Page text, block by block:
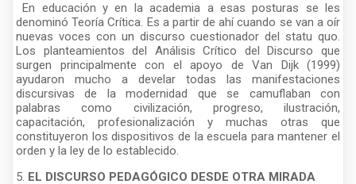
En educación y en la academia a esas posturas se les
denominó Teoría Crítica. Es a partir de ahí cuando se van a oír
nuevas voces con un discurso cuestionador del statu quo.
Los planteamientos del Análisis Crítico del Discurso que
surgen principalmente con el apoyo de Van Dijk (1999)
ayudaron mucho a develar todas las manifestaciones
discursivas de la modernidad que se camuflaban con
palabras como civilización, progreso, ilustración,
capacitación, profesionalización y muchas otras que
constituyeron los dispositivos de la escuela para mantener el
orden y la ley de lo establecido.
5. EL DISCURSO PEDAGÓGICO DESDE OTRA MIRADA